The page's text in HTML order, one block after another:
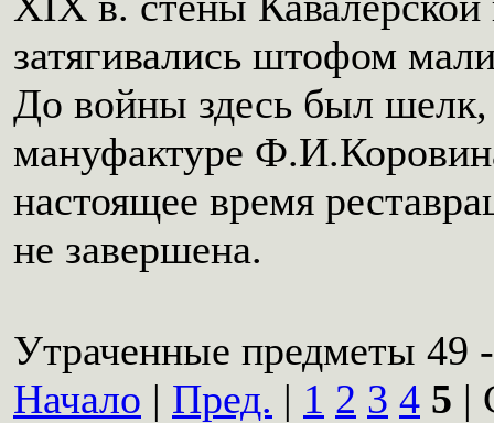
затягивались штофом
До войны здесь был
мануфактуре
настоящее время
не завершена.
Утраченные предметы 49
Начало | Пред. | 1 2 3 4 5 |